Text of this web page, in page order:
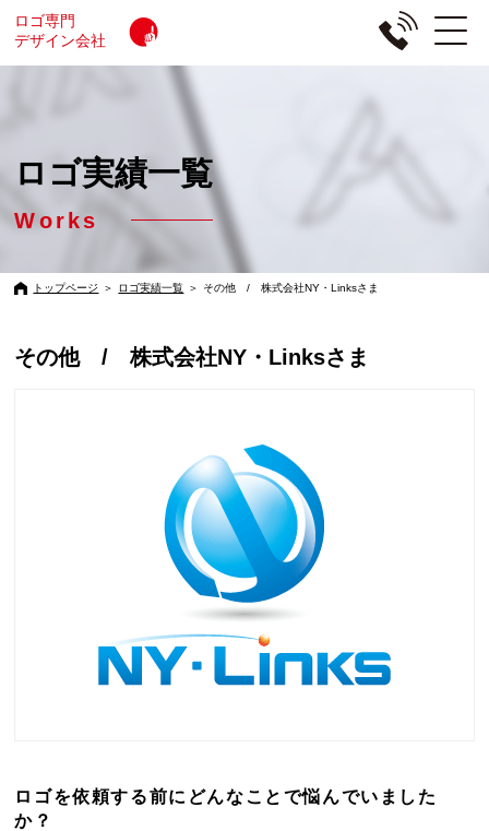
ロゴ専門
デザイン会社
ロゴ実績一覧
Works
トップページ ＞ ロゴ実績一覧 ＞ その他 / 株式会社NY・Linksさま
その他 / 株式会社NY・Linksさま
ロゴを依頼する前にどんなことで悩んでいました
か？